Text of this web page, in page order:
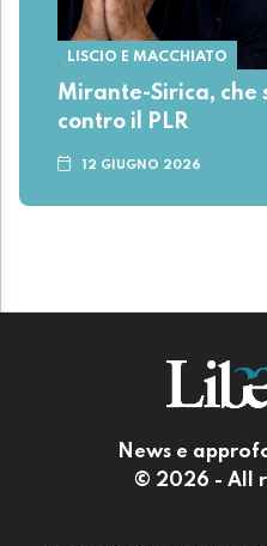
LISCIO E MACCHIATO
Mirante-Sirica, che
contro il PLR
12 GIUGNO 2026
News e
© 2026 - All